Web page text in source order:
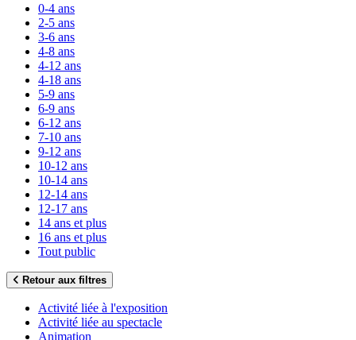
0-4 ans
2-5 ans
3-6 ans
4-8 ans
4-12 ans
4-18 ans
5-9 ans
6-9 ans
6-12 ans
7-10 ans
9-12 ans
10-12 ans
10-14 ans
12-14 ans
12-17 ans
14 ans et plus
16 ans et plus
Tout public
Retour aux filtres
Activité liée à l'exposition
Activité liée au spectacle
Animation